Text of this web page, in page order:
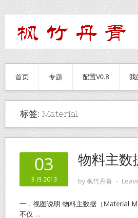
首页 专题 配置V0.8 我
标签: Material
03
3 月 2013
物料主数
by枫竹丹青 ⋅
一．视图说明 物料主数据（Material
不仅 …